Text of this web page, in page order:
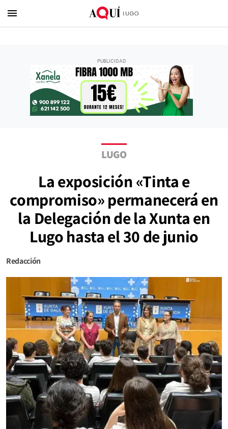
menu
LUGO
La exposición «Tinta e
compromiso» permanecerá en
la Delegación de la Xunta en
Lugo hasta el 30 de junio
Redacción